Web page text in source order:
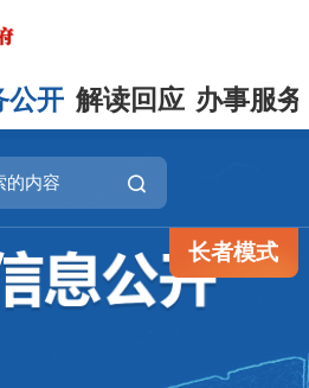
公开 解读回应 办事服务
长者模式